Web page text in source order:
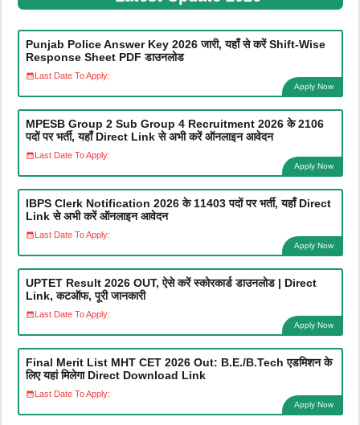
Punjab Police Answer Key 2026 जारी, यहाँ से करें Shift-Wise
Response Sheet PDF डाउनलोड
Last Date To Apply:
Apply Now
MPESB Group 2 Sub Group 4 Recruitment 2026 के 2106
पदों पर भर्ती, यहाँ Direct Link से अभी करें ऑनलाइन आवेदन
Last Date To Apply:
Apply Now
IBPS Clerk Notification 2026 के 11403 पदों पर भर्ती, यहाँ Direct
Link से अभी करें ऑनलाइन आवेदन
Last Date To Apply:
Apply Now
UPTET Result 2026 OUT, ऐसे करें स्कोरकार्ड डाउनलोड | Direct
Link, कटऑफ, पूरी जानकारी
Last Date To Apply:
Apply Now
Final Merit List MHT CET 2026 Out: B.E./B.Tech एडमिशन के
लिए यहां मिलेगा Direct Download Link
Last Date To Apply:
Apply Now